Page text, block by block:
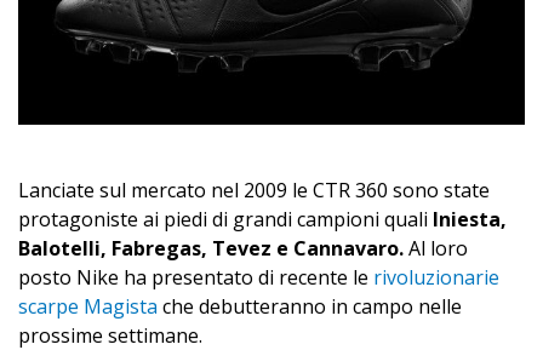
Lanciate sul mercato nel 2009 le CTR 360 sono state
protagoniste ai piedi di grandi campioni quali Iniesta,
Balotelli, Fabregas, Tevez e Cannavaro.Al loro
posto Nike ha presentato di recente le rivoluzionarie
scarpe Magista che debutteranno in campo nelle
prossime settimane.